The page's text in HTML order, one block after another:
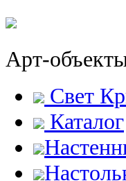
Арт-
Свет
Каталог